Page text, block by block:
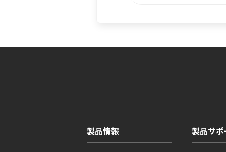
製品情報 製品サ